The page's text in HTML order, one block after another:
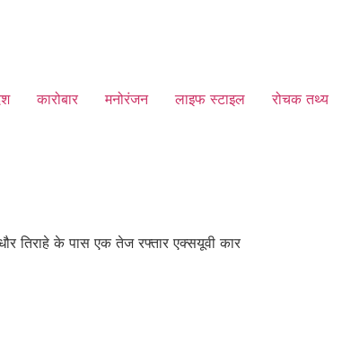
कारोबार मनोरंजन लाइफ स्टाइल रोचक तथ्य
तिराहे के पास एक तेज रफ्तार एक्सयूवी कार